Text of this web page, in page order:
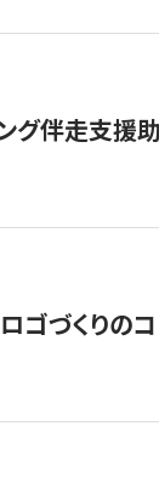
ング伴走支援
ゴづくりのコ